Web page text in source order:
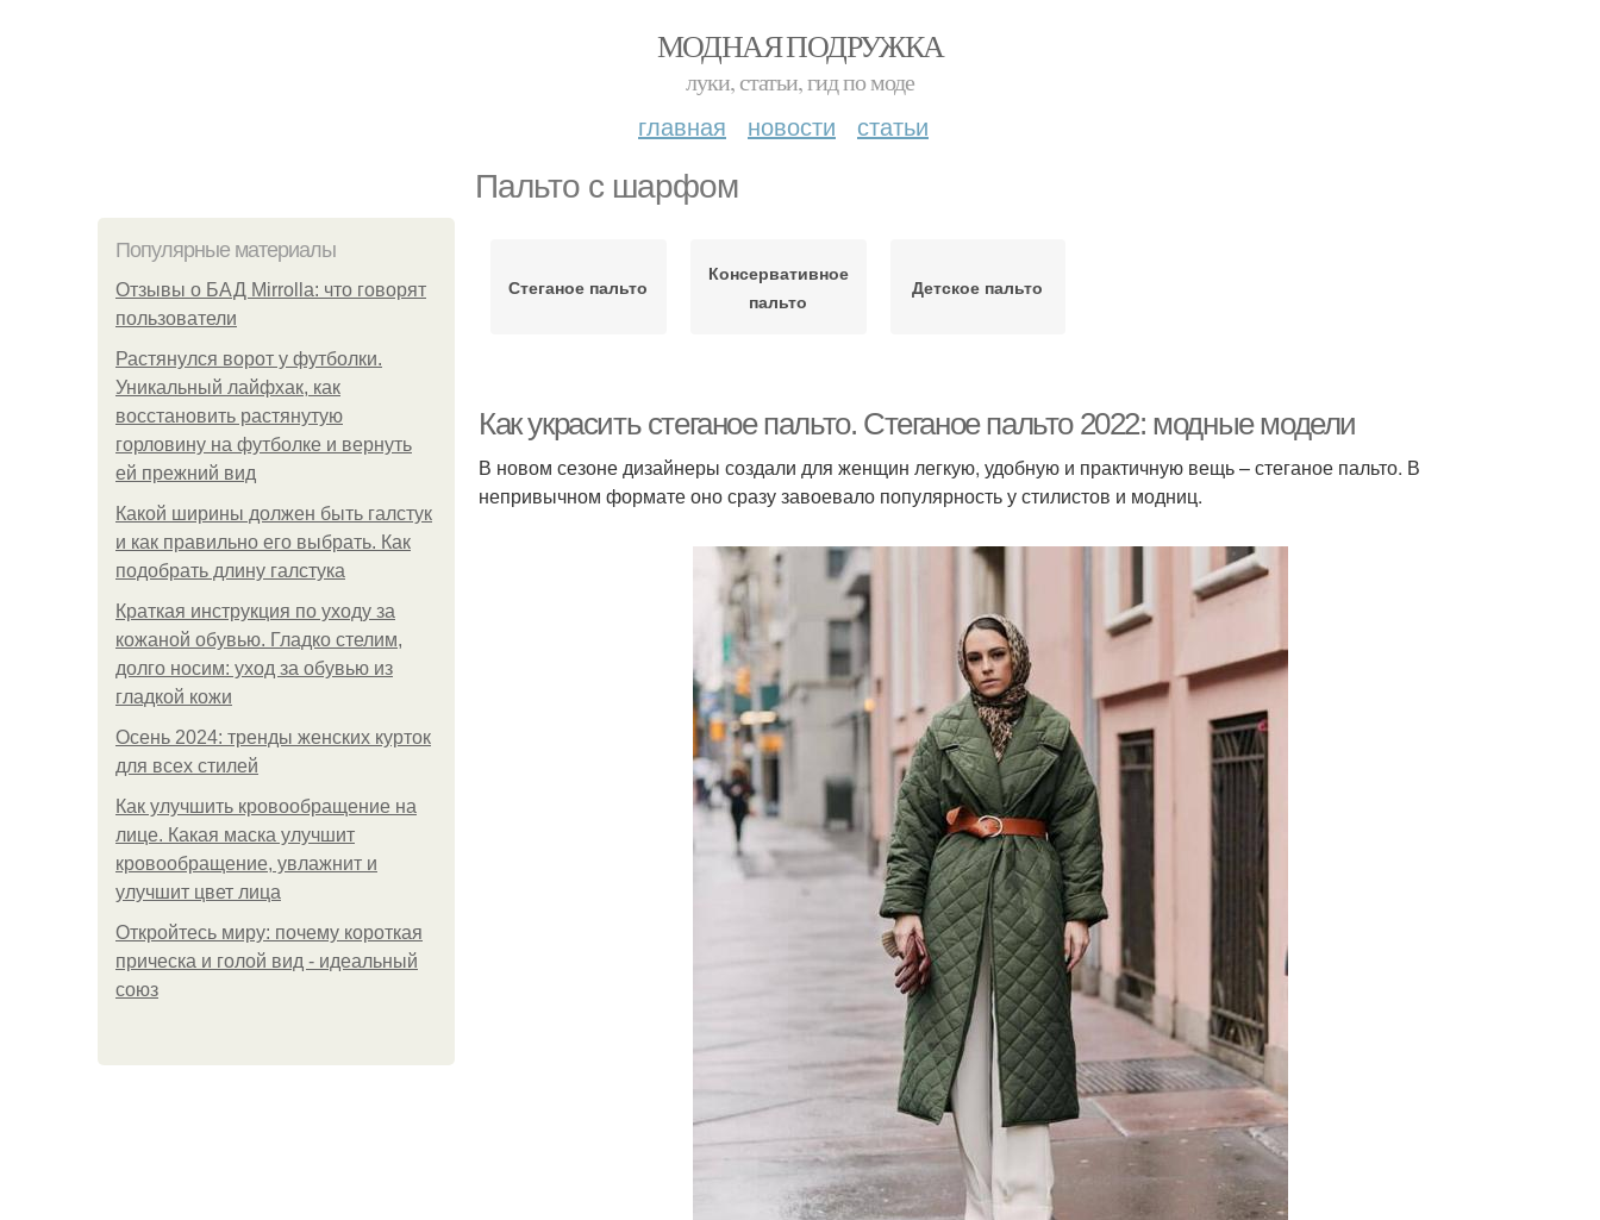
МОДНАЯ ПОДРУЖКА
луки, статьи, гид по моде
главная новости статьи
Пальто с шарфом
Популярные материалы
Отзывы о БАД Mirrolla: что говорят
пользователи
Растянулся ворот у футболки.
Уникальный лайфхак, как
восстановить растянутую
горловину на футболке и вернуть
ей прежний вид
Какой ширины должен быть галстук
и как правильно его выбрать. Как
подобрать длину галстука
Краткая инструкция по уходу за
кожаной обувью. Гладко стелим,
долго носим: уход за обувью из
гладкой кожи
Осень 2024: тренды женских курток
для всех стилей
Как улучшить кровообращение на
лице. Какая маска улучшит
кровообращение, увлажнит и
улучшит цвет лица
Откройтесь миру: почему короткая
прическа и голой вид - идеальный
союз
Стеганое пальто
Консервативное
пальто
Детское пальто
Как украсить стеганое пальто. Стеганое пальто 2022: модные модели
В новом сезоне дизайнеры создали для женщин легкую, удобную и практичную вещь – стеганое пальто. В
непривычном формате оно сразу завоевало популярность у стилистов и модниц.